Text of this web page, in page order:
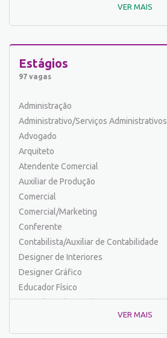
Auxiliar de Operações
Balconista
Cabeleireiro
Caixa Bancário/Operador de Caixa
Carpinteiro
Carregador/Ajudante Carga e Descarga
Comercial
Comercial/Marketing
Comprador
Conferente
Contabilista/Auxiliar de Contabilidade
Controlador
Costureira/Costureiro Industrial
Cozinha/ Pizzaiolo
Cozinheiro
Cuidador de Crianças e Idosos
Desenvolvedor de Sistema
VER MAIS
Estágios
97 vagas
Administração
Administrativo/Serviços Administrativos
Advogado
Arquiteto
Atendente Comercial
Auxiliar de Produção
Comercial
Comercial/Marketing
Conferente
Contabilista/Auxiliar de Contabilidade
Designer de Interiores
Designer Gráfico
Educador Físico
Engenharia (Outras)
Engenharia Elétrica e Eletrônica
VER MAIS